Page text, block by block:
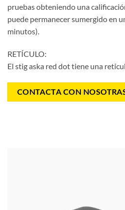
pruebas obteniendo una
puede permanecer sumergido en
minutos).
RETÍCULO:
El stig aska red dot tiene una
CONTACTA CON